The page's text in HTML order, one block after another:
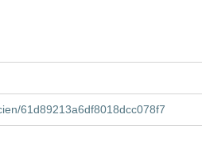
61d89213a6df8018dcc078f7